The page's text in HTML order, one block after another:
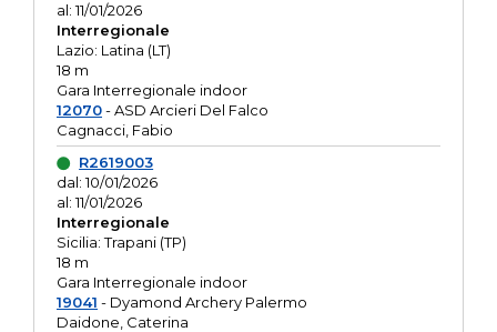
al: 11/01/2026
Interregionale
Lazio: Latina (LT)
18 m
Gara Interregionale indoor
12070- ASD Arcieri Del Falco
Cagnacci, Fabio
R2619003
dal: 10/01/2026
al: 11/01/2026
Interregionale
Sicilia: Trapani (TP)
18 m
Gara Interregionale indoor
19041 - Dyamond Archery Palermo
Daidone, Caterina